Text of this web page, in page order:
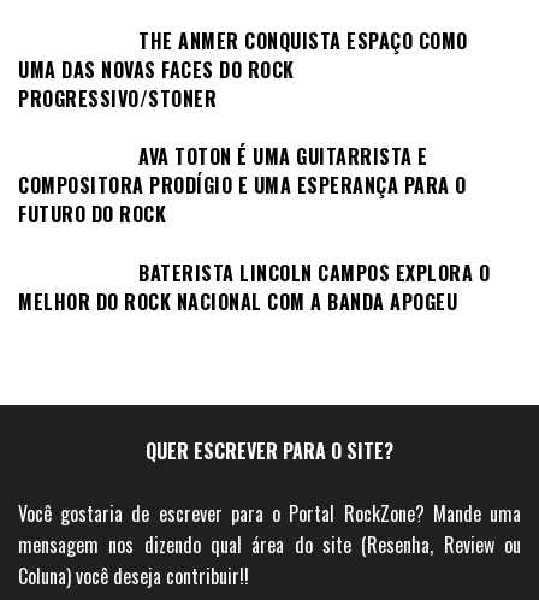
THE ANMER CONQUISTA ESPAÇO COMO
UMA DAS NOVAS FACES DO ROCK
PROGRESSIVO/STONER
AVA TOTON É UMA GUITARRISTA E
COMPOSITORA PRODÍGIO E UMA ESPERANÇA PARA O
FUTURO DO ROCK
BATERISTA LINCOLN CAMPOS EXPLORA O
MELHOR DO ROCK NACIONAL COM A BANDA APOGEU
QUER ESCREVER PARA O SITE?
Você gostaria de escrever para o Portal RockZone? Mande uma
mensagem nos dizendo qual área do site (Resenha, Review ou
Coluna) você deseja contribuir!!